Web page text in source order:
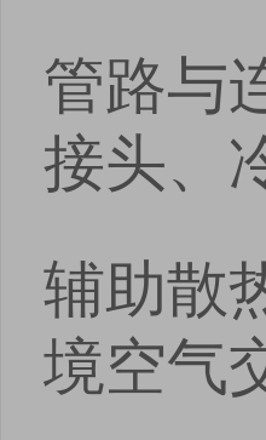
管路与
接头、
辅助散
境空气